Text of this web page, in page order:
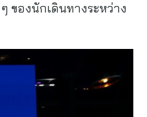
ของนักเดินทางระหว่าง